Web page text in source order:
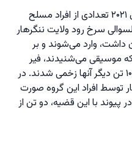
علاوه بر این، در تاریخ ۲۹ اکتوبر سال ۲۰۲۱ تعدادی از افراد مسلح
سرخ رود ولایت ننگرهار
وارد می‌شوند و بر
موسیقی می‌شنیدند، فیر
کردند که در نتیجه آن ۲ تن کشته و ۱۰ تن دیگر آنها زخمی شدند. در
توسط افراد این گروه صورت
پیوند با این قضیه، دو تن از